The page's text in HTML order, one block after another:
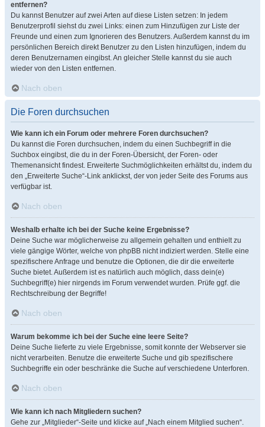
entfernen?
Du kannst Benutzer auf zwei Arten auf diese Listen setzen: In jedem
Benutzerprofil siehst du zwei Links: einen zum Hinzufügen zur Liste der
Freunde und einen zum Ignorieren des Benutzers. Außerdem kannst du im
persönlichen Bereich direkt Benutzer zu den Listen hinzufügen, indem du
deren Benutzernamen eingibst. An gleicher Stelle kannst du sie auch
wieder von den Listen entfernen.
Nach oben
Die Foren durchsuchen
Wie kann ich ein Forum oder mehrere Foren durchsuchen?
Du kannst die Foren durchsuchen, indem du einen Suchbegriff in die
Suchbox eingibst, die du in der Foren-Übersicht, der Foren- oder
Themenansicht findest. Erweiterte Suchmöglichkeiten erhältst du, indem du
den „Erweiterte Suche“-Link anklickst, der von jeder Seite des Forums aus
verfügbar ist.
Nach oben
Weshalb erhalte ich bei der Suche keine Ergebnisse?
Deine Suche war möglicherweise zu allgemein gehalten und enthielt zu
viele gängige Wörter, welche von phpBB nicht indiziert werden. Stelle eine
spezifischere Anfrage und benutze die Optionen, die dir die erweiterte
Suche bietet. Außerdem ist es natürlich auch möglich, dass dein(e)
Suchbegriff(e) hier nirgends im Forum verwendet wurden. Prüfe ggf. die
Rechtschreibung der Begriffe!
Nach oben
Warum bekomme ich bei der Suche eine leere Seite?
Deine Suche lieferte zu viele Ergebnisse, somit konnte der Webserver sie
nicht verarbeiten. Benutze die erweiterte Suche und gib spezifischere
Suchbegriffe ein oder beschränke die Suche auf verschiedene Unterforen.
Nach oben
Wie kann ich nach Mitgliedern suchen?
Gehe zur „Mitglieder“-Seite und klicke auf „Nach einem Mitglied suchen“.